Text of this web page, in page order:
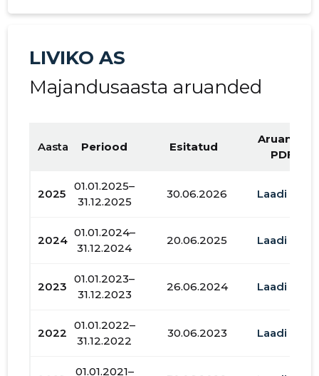
LIVIKO AS
Majandusaasta aruanded
Aasta Periood Esitatud
Aruande
PDF
2025
01.01.2025–
31.12.2025
30.06.2026 Laadi alla
2024
01.01.2024–
31.12.2024
20.06.2025 Laadi alla
2023
01.01.2023–
31.12.2023
26.06.2024 Laadi alla
2022
01.01.2022–
31.12.2022
30.06.2023 Laadi alla
01.01.2021–